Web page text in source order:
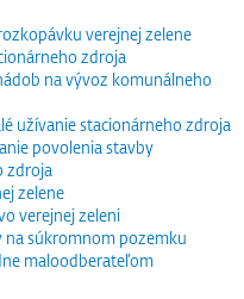
verejnej zelene
zdroja
na vývoz komunálneho
užívanie stacionárneho zdroja
povolenia stavby
zdroja
zelene
verejnej zeleni
na súkromnom pozemku
maloodberateľom